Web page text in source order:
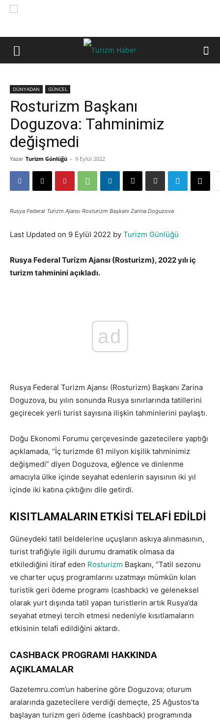
DÜNYADAN GÜNCEL
Rosturizm Başkanı
Doguzova: Tahminimiz
değişmedi
Yazar Turizm Günlüğü - 9 Eylül 2022
Rusya Federal Turizm Ajansı Rosturizm Başkanı Zarina Doguzova
Last Updated on 9 Eylül 2022 by Turizm Günlüğü
Rusya Federal Turizm Ajansı (Rosturizm), 2022 yılı iç
turizm tahminini açıkladı.
ad
Rusya Federal Turizm Ajansı (Rosturizm) Başkanı Zarina
Doguzova, bu yılın sonunda Rusya sınırlarında tatillerini
geçirecek yerli turist sayısına ilişkin tahminlerini paylaştı.
Doğu Ekonomi Forumu çerçevesinde gazetecilere yaptığı
açıklamada, “İç turizmde 61 milyon kişilik tahminimiz
değişmedi” diyen Doguzova, eğlence ve dinlenme
amacıyla ülke içinde seyahat edenlerin sayısının iki yıl
içinde iki katına çıktığını dile getirdi.
KISITLAMALARIN ETKİSİ TELAFİ EDİLDİ
Güneydeki tatil beldelerine uçuşların askıya alınmasının,
turist trafiğiyle ilgili durumu dramatik olmasa da
etkilediğini itiraf eden Rosturizm Başkanı, “Tatil sezonu
ve charter uçuş programlarını uzatmayı mümkün kılan
turistik geri ödeme programı (cashback) ve geleneksel
olarak yurt dışında tatil yapan turistlerin artık Rusya’da
seyahat etmeyi tercih etmesi nedeniyle kısıtlamaların
etkisinin telafi edildiğini aktardı.
CASHBACK PROGRAMI HAKKINDA
AÇIKLAMALAR
Gazetemru.com’un haberine göre Doguzova; oturum
aralarında gazetecilere verdiği demeçte, 25 Ağustos’ta
başlayan turizm geri ödeme (cashback) programında